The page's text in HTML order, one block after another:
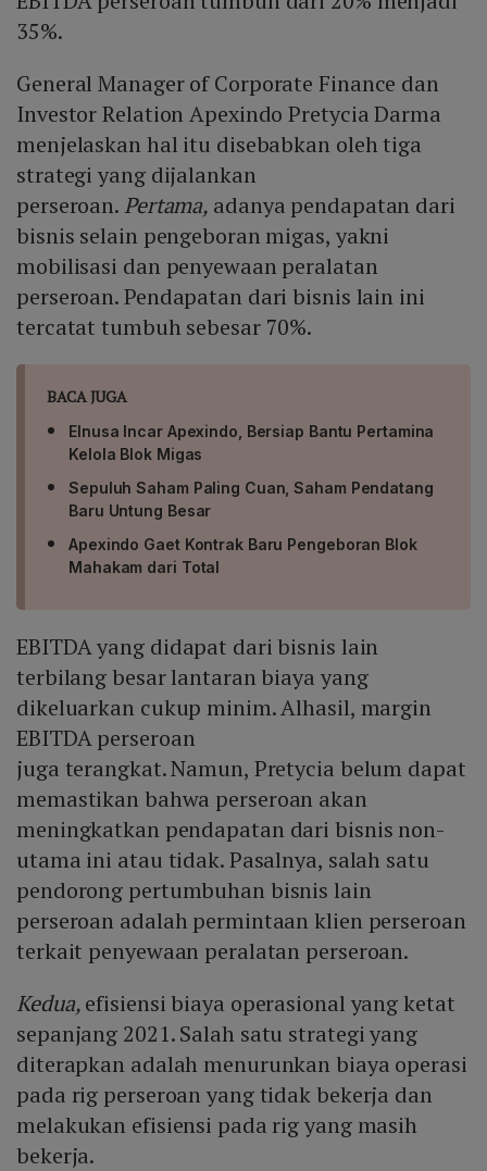
35%.
General Manager of Corporate Finance dan
Investor Relation Apexindo Pretycia Darma
menjelaskan hal itu disebabkan oleh tiga
strategi yang dijalankan
perseroan. Pertama, adanya pendapatan dari
bisnis selain pengeboran migas, yakni
mobilisasi dan penyewaan peralatan
perseroan. Pendapatan dari bisnis lain ini
tercatat tumbuh sebesar 70%.
BACA JUGA
Elnusa Incar Apexindo, Bersiap Bantu Pertamina
Kelola Blok Migas
Sepuluh Saham Paling Cuan, Saham Pendatang
Baru Untung Besar
Apexindo Gaet Kontrak Baru Pengeboran Blok
Mahakam dari Total
EBITDA yang didapat dari bisnis lain
terbilang besar lantaran biaya yang
dikeluarkan cukup minim. Alhasil, margin
EBITDA perseroan
juga terangkat. Namun, Pretycia belum dapat
memastikan bahwa perseroan akan
meningkatkan pendapatan dari bisnis non-
utama ini atau tidak. Pasalnya, salah satu
pendorong pertumbuhan bisnis lain
perseroan adalah permintaan klien perseroan
terkait penyewaan peralatan perseroan.
Kedua,efisiensi biaya operasional yang ketat
sepanjang 2021. Salah satu strategi yang
diterapkan adalah menurunkan biaya operasi
pada rig perseroan yang tidak bekerja dan
melakukan efisiensi pada rig yang masih
bekerja.